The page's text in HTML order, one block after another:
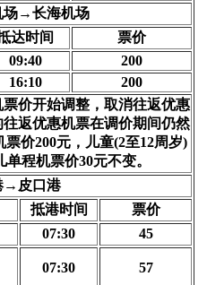
场→长海机场
达时间
票价
09:40
200
16:10
200
价开始调整，取消往返优惠
返优惠机票在调价期间仍然
价200元，儿童(2至12周岁)
程机票价30元不变。
→皮口港
抵港时间
票价
07:30
45
07:30 57